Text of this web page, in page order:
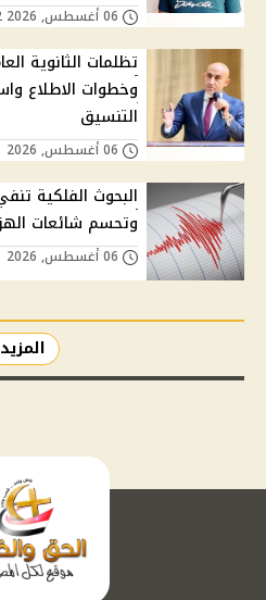
وخطوات الاطلاع
التنسيق
البحوث الفلكية
وتحسم شائعات
المزيد